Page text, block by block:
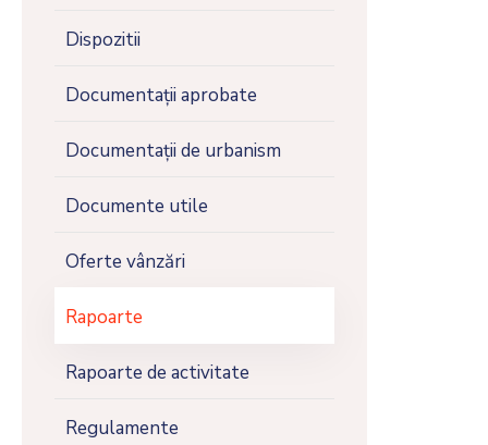
Dispozitii
Documentații aprobate
Documentații de urbanism
Documente utile
Oferte vânzări
Rapoarte
Rapoarte de activitate
Regulamente